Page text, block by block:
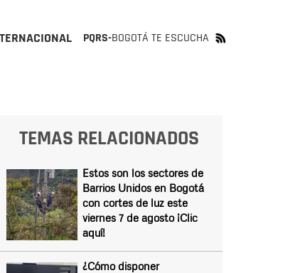
PQRS-BOGOTÁ TE ESCUCHA
TEMAS RELACIONADOS
Estos son los sectores de
Barrios Unidos en Bogotá
con cortes de luz este
viernes 7 de agosto ¡Clic
aquí!
¿Cómo disponer